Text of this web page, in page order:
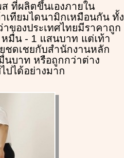
ที่ผลิตขึ้นเองภายใน
เทียมไดนามิกเหมือนกัน ทั้ง
ของประเทศไทยมีราคาถูก
มื่น - 1 แสนบาท แต่เท้า
ชดเชยกับสำนักงานหลัก
บาท หรือถูกกว่าต่าง
ปได้อย่างมาก